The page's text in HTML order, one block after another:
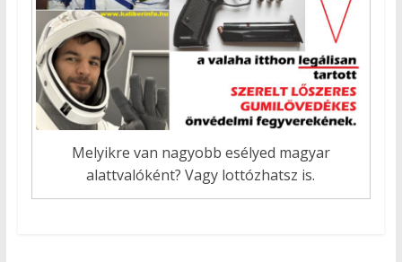
Melyikre van nagyobb esélyed magyar
alattvalóként? Vagy lottózhatsz is.